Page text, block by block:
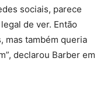
sociais, parece
de ver. Então
mas também queria
declarou Barber em